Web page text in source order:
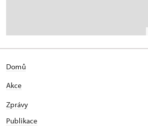
Domů
Akce
Zprávy
Publikace